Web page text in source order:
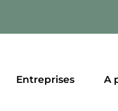
Entreprises A